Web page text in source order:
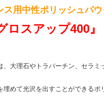
用中性ポリッシュパ
スアップ400』
、大理石やトラバーチン、セラミ
埋めて光沢を出すことができるポ